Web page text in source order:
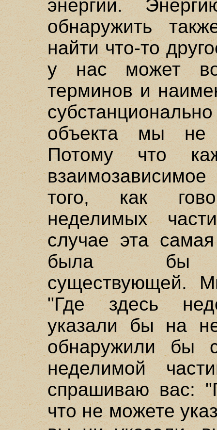
энергии.
обнаружить
найти что-то
у нас может
терминов и
объекта мы не
Потому что
того, как
неделимых
случае эта
была бы
существующей.
"Где здесь
указали бы на
обнаружили бы
неделимой
спрашиваю вас:
что не можете